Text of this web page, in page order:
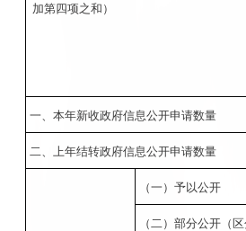
加第四项之和）
一、本年新收政府信息公开申请数量
二、上年结转政府信息公开申请数量
（一）予以公开
（二）部分公开（